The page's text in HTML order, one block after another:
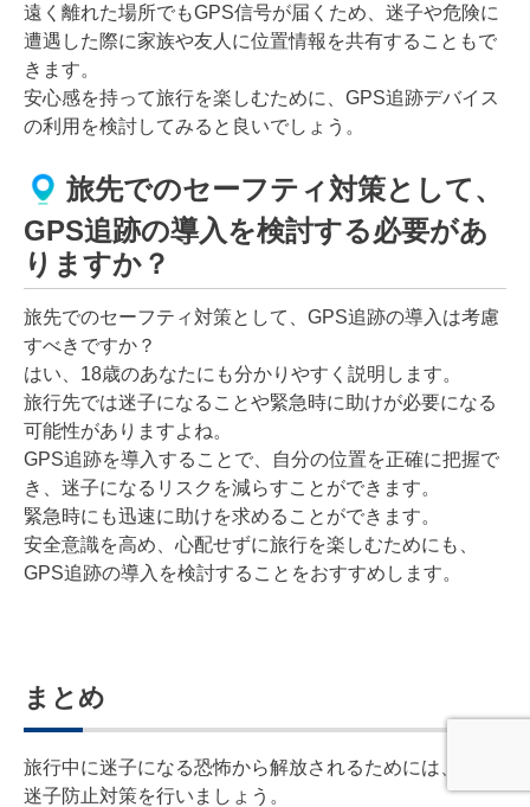
遠く離れた場所でもGPS信号が届くため、迷子や危険に
遭遇した際に家族や友人に位置情報を共有することもで
きます。
安心感を持って旅行を楽しむために、GPS追跡デバイス
の利用を検討してみると良いでしょう。
旅先でのセーフティ対策として、
GPS追跡の導入を検討する必要があ
りますか？
旅先でのセーフティ対策として、GPS追跡の導入は考慮
すべきですか？
はい、18歳のあなたにも分かりやすく説明します。
旅行先では迷子になることや緊急時に助けが必要になる
可能性がありますよね。
GPS追跡を導入することで、自分の位置を正確に把握で
き、迷子になるリスクを減らすことができます。
緊急時にも迅速に助けを求めることができます。
安全意識を高め、心配せずに旅行を楽しむためにも、
GPS追跡の導入を検討することをおすすめします。
まとめ
旅行中に迷子になる恐怖から解放されるためには、必ず
迷子防止対策を行いましょう。